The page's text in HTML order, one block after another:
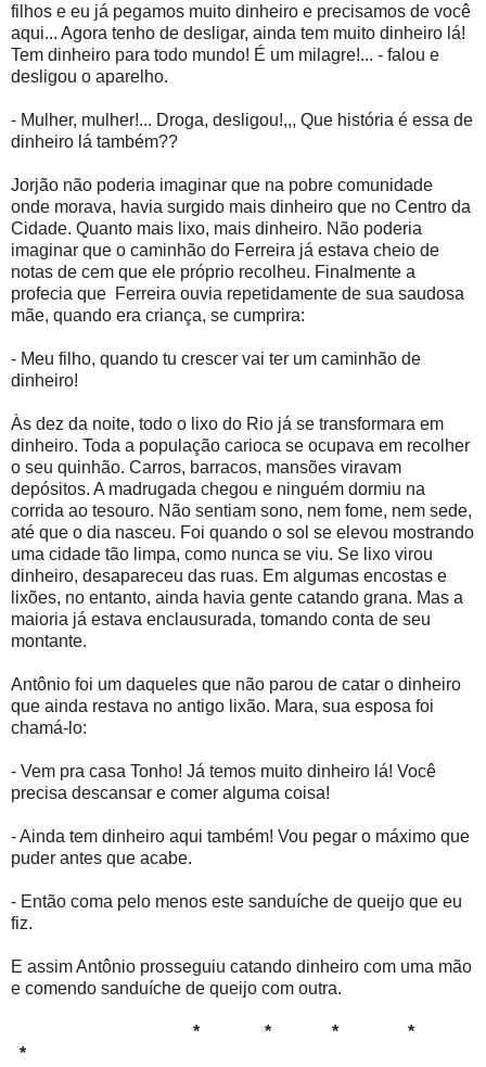
filhos e eu já pegamos muito dinheiro e precisamos de você
aqui... Agora tenho de desligar, ainda tem muito dinheiro lá!
Tem dinheiro para todo mundo! É um milagre!... - falou e
desligou o aparelho.
- Mulher, mulher!... Droga, desligou!,,, Que história é essa de
dinheiro lá também??
Jorjão não poderia imaginar que na pobre comunidade
onde morava, havia surgido mais dinheiro que no Centro da
Cidade. Quanto mais lixo, mais dinheiro. Não poderia
imaginar que o caminhão do Ferreira já estava cheio de
notas de cem que ele próprio recolheu. Finalmente a
profecia que Ferreira ouvia repetidamente de sua saudosa
mãe, quando era criança, se cumprira:
- Meu filho, quando tu crescer vai ter um caminhão de
dinheiro!
Às dez da noite, todo o lixo do Rio já se transformara em
dinheiro. Toda a população carioca se ocupava em recolher
o seu quinhão. Carros, barracos, mansões viravam
depósitos. A madrugada chegou e ninguém dormiu na
corrida ao tesouro. Não sentiam sono, nem fome, nem sede,
até que o dia nasceu. Foi quando o sol se elevou mostrando
uma cidade tão limpa, como nunca se viu. Se lixo virou
dinheiro, desapareceu das ruas. Em algumas encostas e
lixões, no entanto, ainda havia gente catando grana. Mas a
maioria já estava enclausurada, tomando conta de seu
montante.
Antônio foi um daqueles que não parou de catar o dinheiro
que ainda restava no antigo lixão. Mara, sua esposa foi
chamá-lo:
- Vem pra casa Tonho! Já temos muito dinheiro lá! Você
precisa descansar e comer alguma coisa!
- Ainda tem dinheiro aqui também! Vou pegar o máximo que
puder antes que acabe.
- Então coma pelo menos este sanduíche de queijo que eu
fiz.
E assim Antônio prosseguiu catando dinheiro com uma mão
e comendo sanduíche de queijo com outra.
* * * *
*